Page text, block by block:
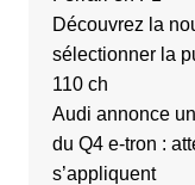
Découvrez la
sélectionner la
110 ch
Audi annonce
du Q4 e-tron :
s’appliquent